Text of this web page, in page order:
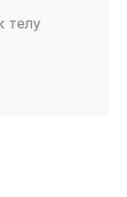
телу